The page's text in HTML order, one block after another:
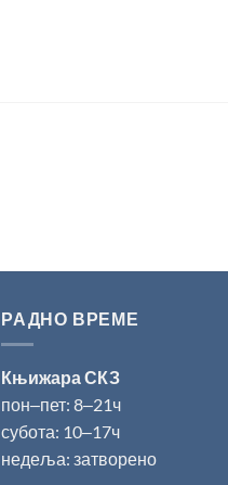
РАДНО ВРЕМЕ
Књижара СКЗ
пон‒пет: 8‒21ч
субота: 10‒17ч
недеља: затворено